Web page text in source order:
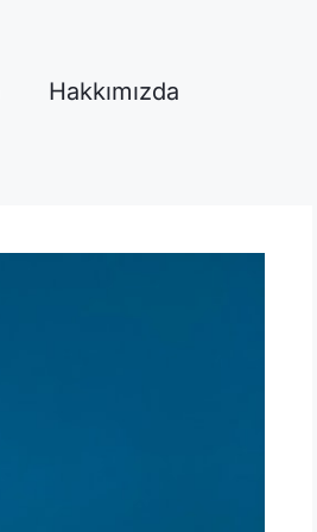
Hakkımızda